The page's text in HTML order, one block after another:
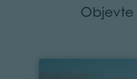
Objevte